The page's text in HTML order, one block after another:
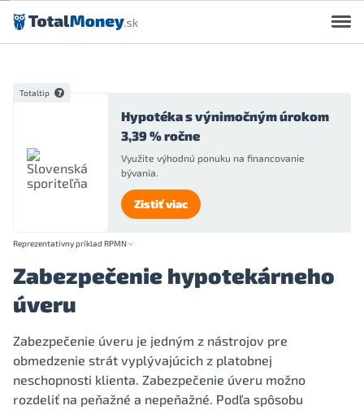
Preskočiť na obsah
Totaltip
Hypotéka s výnimočným úrokom
3,39 % ročne
Využite výhodnú ponuku na financovanie
bývania.
Zistiť viac
Reprezentatívny príklad RPMN
Zabezpečenie hypotekárneho
úveru
Zabezpečenie úveru je jedným z nástrojov pre
obmedzenie strát vyplývajúcich z platobnej
neschopnosti klienta. Zabezpečenie úveru možno
rozdeliť na peňažné a nepeňažné. Podľa spôsobu